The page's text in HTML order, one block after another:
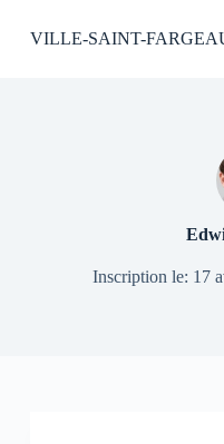
VILLE-SAINT-
Inscription le: 17